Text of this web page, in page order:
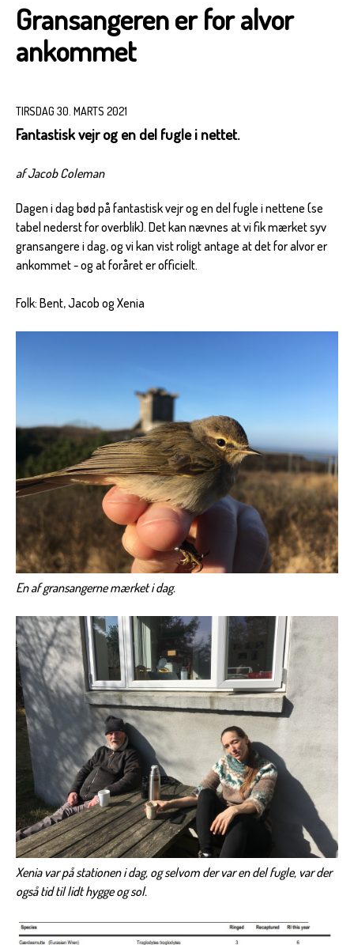
Gransangeren er for alvor
ankommet
TIRSDAG 30. MARTS 2021
Fantastisk vejr og en del fugle i nettet.
af Jacob Coleman
Dagen i dag bød på fantastisk vejr og en del fugle i nettene (se
tabel nederst for overblik). Det kan nævnes at vi fik mærket syv
gransangere i dag, og vi kan vist roligt antage at det for alvor er
ankommet - og at foråret er officielt.
Folk: Bent, Jacob og Xenia
En af gransangerne mærket i dag.
Xenia var på stationen i dag, og selvom der var en del fugle, var der
også tid til lidt hygge og sol.